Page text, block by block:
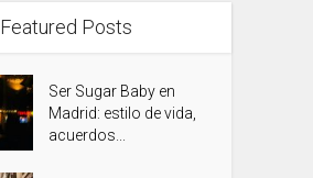
Featured Posts
Ser Sugar Baby en
Madrid: estilo de vida,
acuerdos...